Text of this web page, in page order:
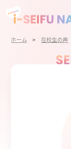
ホーム > 在校生の声